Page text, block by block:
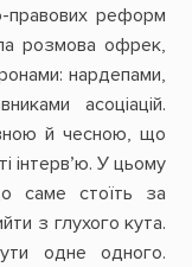
реформ
розмова офрек,
нардепами,
асоціацій.
й чесною, що
інтерв’ю. У цьому
саме стоїть за
з глухого кута.
одне одного.